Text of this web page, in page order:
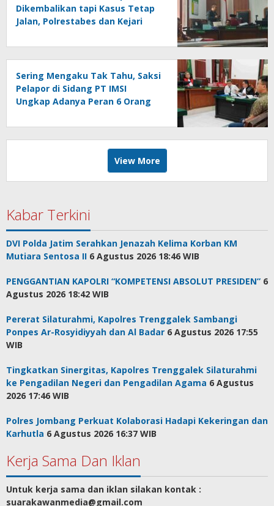
Dikembalikan tapi Kasus Tetap
Jalan, Polrestabes dan Kejari
Sering Mengaku Tak Tahu, Saksi
Pelapor di Sidang PT IMSI
Ungkap Adanya Peran 6 Orang
Tersangka Juga?
View More
Kabar Terkini
DVI Polda Jatim Serahkan Jenazah Kelima Korban KM
Mutiara Sentosa II 6 Agustus 2026 18:46 WIB
PENGGANTIAN KAPOLRI “KOMPETENSI ABSOLUT PRESIDEN” 6
Agustus 2026 18:42 WIB
Pererat Silaturahmi, Kapolres Trenggalek Sambangi
Ponpes Ar-Rosyidiyyah dan Al Badar 6 Agustus 2026 17:55
WIB
Tingkatkan Sinergitas, Kapolres Trenggalek Silaturahmi
ke Pengadilan Negeri dan Pengadilan Agama 6 Agustus
2026 17:46 WIB
Polres Jombang Perkuat Kolaborasi Hadapi Kekeringan dan
Karhutla 6 Agustus 2026 16:37 WIB
Kerja Sama Dan Iklan
Untuk kerja sama dan iklan silakan kontak :
suarakawanmedia@gmail.com